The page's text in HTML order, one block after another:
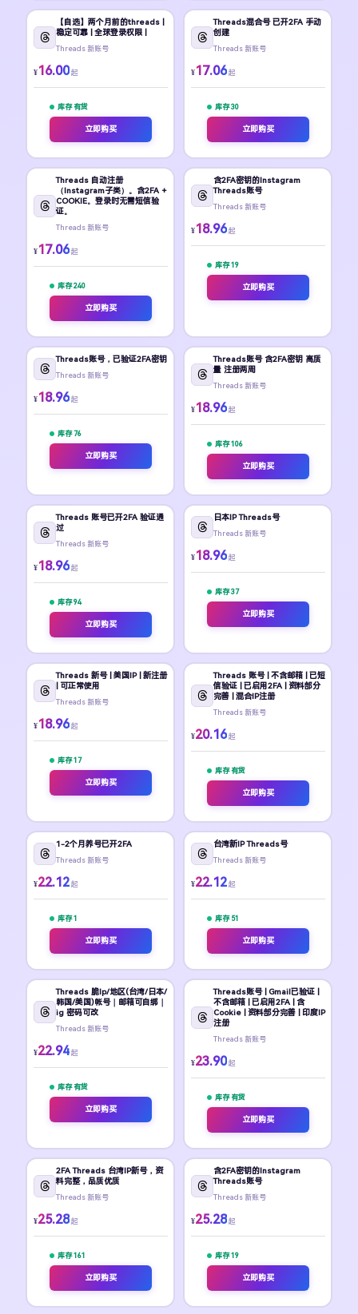
【自选】两个月前的threads |
稳定可靠 | 全球登录权限 |
Threads 新账号
¥16.00 起
库存 有货
立即购买
Threads混合号 已开2FA 手动
创建
Threads 新账号
¥17.06 起
库存 30
立即购买
Threads 自动注册
（Instagram子类）。含2FA +
COOKIE。登录时无需短信验
证。
Threads 新账号
¥17.06 起
库存 240
立即购买
含2FA密钥的Instagram
Threads账号
Threads 新账号
¥18.96 起
库存 19
立即购买
Threads账号，已验证2FA密钥
Threads 新账号
¥18.96 起
库存 76
立即购买
Threads账号 含2FA密钥 高质
量 注册两周
Threads 新账号
¥18.96 起
库存 106
立即购买
Threads 账号已开2FA 验证通
过
Threads 新账号
¥18.96 起
库存 94
立即购买
日本IP Threads号
Threads 新账号
¥18.96 起
库存 37
立即购买
Threads 新号 | 美国IP | 新注册
| 可正常使用
Threads 新账号
¥18.96 起
库存 17
立即购买
Threads 账号 | 不含邮箱 | 已短
信验证 | 已启用2FA | 资料部分
完善 | 混合IP注册
Threads 新账号
¥20.16 起
库存 有货
立即购买
1-2个月养号已开2FA
Threads 新账号
¥22.12 起
库存 1
立即购买
台湾新IP Threads号
Threads 新账号
¥22.12 起
库存 51
立即购买
Threads 脆Ip/地区(台湾/日本/
韩国/美国)帐号｜邮箱可自绑｜
ig 密码可改
Threads 新账号
¥22.94 起
库存 有货
立即购买
Threads账号 | Gmail已验证 |
不含邮箱 | 已启用2FA | 含
Cookie | 资料部分完善 | 印度IP
注册
Threads 新账号
¥23.90 起
库存 有货
立即购买
2FA Threads 台湾IP新号，资
料完整，品质优质
Threads 新账号
¥25.28 起
库存 161
立即购买
含2FA密钥的Instagram
Threads账号
Threads 新账号
¥25.28 起
库存 19
立即购买